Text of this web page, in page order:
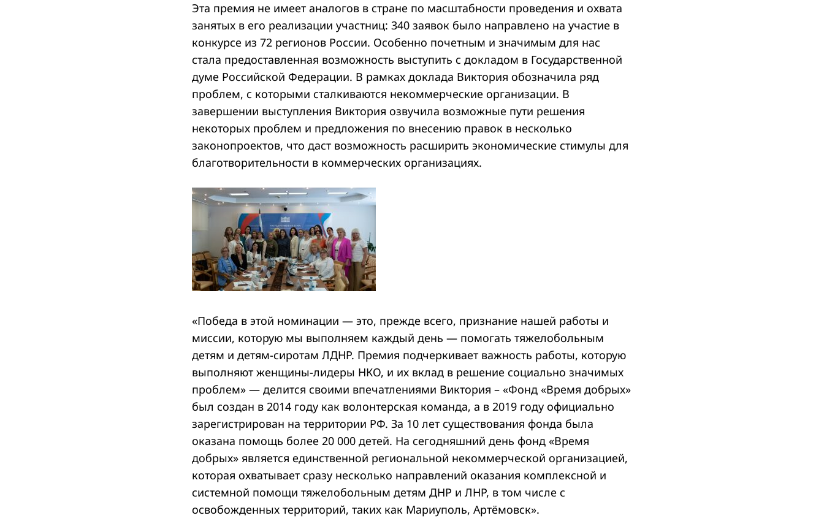
Эта премия не имеет аналогов в стране по масштабности проведения и охвата
занятых в его реализации участниц: 340 заявок было направлено на участие в
конкурсе из 72 регионов России. Особенно почетным и значимым для нас
стала предоставленная возможность выступить с докладом в Государственной
думе Российской Федерации. В рамках доклада Виктория обозначила ряд
проблем, с которыми сталкиваются некоммерческие организации. В
завершении выступления Виктория озвучила возможные пути решения
некоторых проблем и предложения по внесению правок в несколько
законопроектов, что даст возможность расширить экономические стимулы для
благотворительности в коммерческих организациях.
«Победа в этой номинации — это, прежде всего, признание нашей работы и
миссии, которую мы выполняем каждый день — помогать тяжелобольным
детям и детям-сиротам ЛДНР. Премия подчеркивает важность работы, которую
выполняют женщины-лидеры НКО, и их вклад в решение социально значимых
проблем» — делится своими впечатлениями Виктория – «Фонд «Время добрых»
был создан в 2014 году как волонтерская команда, а в 2019 году официально
зарегистрирован на территории РФ. За 10 лет существования фонда была
оказана помощь более 20 000 детей. На сегодняшний день фонд «Время
добрых» является единственной региональной некоммерческой организацией,
которая охватывает сразу несколько направлений оказания комплексной и
системной помощи тяжелобольным детям ДНР и ЛНР, в том числе с
освобожденных территорий, таких как Мариуполь, Артёмовск».